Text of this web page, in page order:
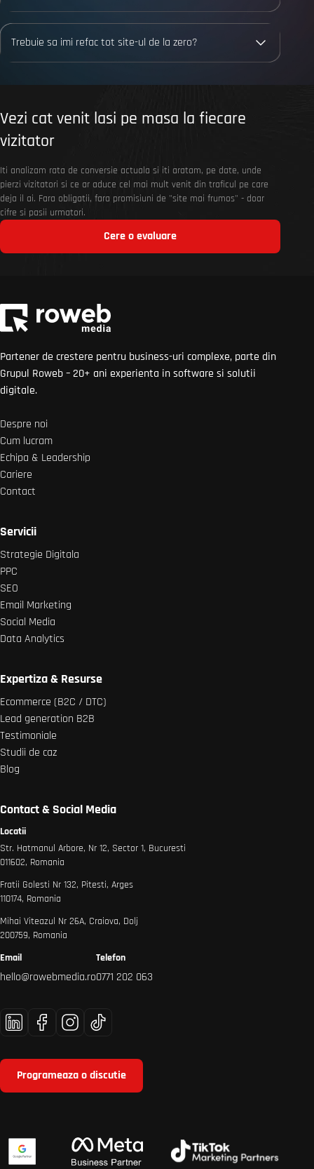
Trebuie sa imi refac tot site-ul de la zero?
Vezi cat venit lasi pe masa la fiecare
vizitator
Iti analizam rata de conversie actuala si iti aratam, pe date, unde
pierzi vizitatori si ce ar aduce cel mai mult venit din traficul pe care
deja il ai. Fara obligatii, fara promisiuni de "site mai frumos" - doar
cifre si pasii urmatori.
Cere o evaluare
Partener de crestere pentru business-uri complexe, parte din
Grupul Roweb – 20+ ani experienta in software si solutii
digitale.
Despre noi
Cum lucram
Echipa & Leadership
Cariere
Contact
Servicii
Strategie Digitala
PPC
SEO
Email Marketing
Social Media
Data Analytics
Expertiza & Resurse
Ecommerce (B2C / DTC)
Lead generation B2B
Testimoniale
Studii de caz
Blog
Contact & Social Media
Locatii
Str. Hatmanul Arbore, Nr 12, Sector 1, Bucuresti
011602, Romania
Fratii Golesti Nr 132, Pitesti, Arges
110174, Romania
Mihai Viteazul Nr 26A, Craiova, Dolj
200759, Romania
Email
hello@rowebmedia.ro
Telefon
0771 202 063
Programeaza o discutie